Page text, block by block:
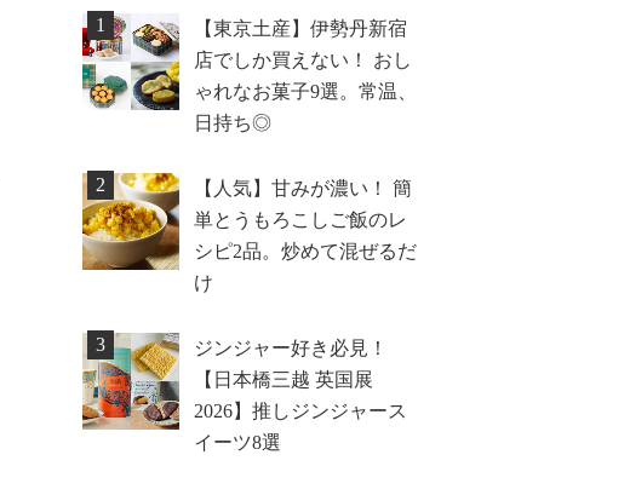
1
【東京土産】伊勢丹新宿
店でしか買えない！ おし
ゃれなお菓子9選。常温、
日持ち◎
2
【人気】甘みが濃い！ 簡
単とうもろこしご飯のレ
シピ2品。炒めて混ぜるだ
け
3
ジンジャー好き必見！
【日本橋三越 英国展
2026】推しジンジャース
イーツ8選